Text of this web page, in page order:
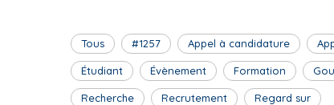
Tous #1257 Appel à candidature
Étudiant Évènement Formation
Recherche Recrutement Regard sur